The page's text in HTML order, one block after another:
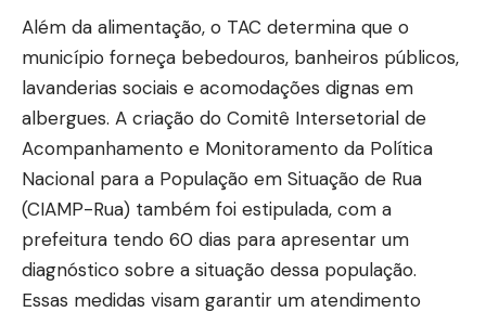
Além da alimentação, o TAC determina que o
município forneça bebedouros, banheiros públicos,
lavanderias sociais e acomodações dignas em
albergues. A criação do Comitê Intersetorial de
Acompanhamento e Monitoramento da Política
Nacional para a População em Situação de Rua
(CIAMP-Rua) também foi estipulada, com a
prefeitura tendo 60 dias para apresentar um
diagnóstico sobre a situação dessa população.
Essas medidas visam garantir um atendimento